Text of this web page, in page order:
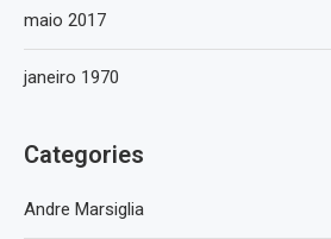
maio 2017
janeiro 1970
Categories
Andre Marsiglia